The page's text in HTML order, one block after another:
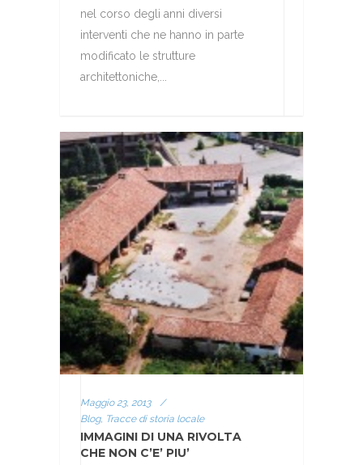
nel corso degli anni diversi
interventi che ne hanno in parte
modificato le strutture
architettoniche,...
Maggio 23, 2013
/
Blog, Tracce di storia locale
IMMAGINI DI UNA RIVOLTA
CHE NON C’E’ PIU’